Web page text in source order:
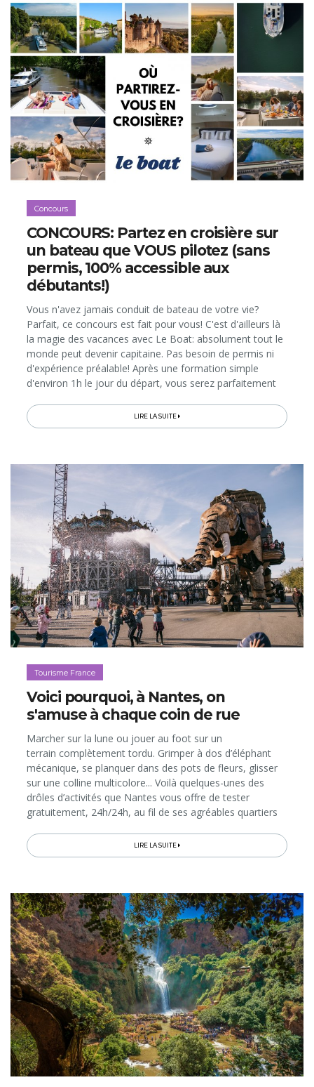
Concours
CONCOURS: Partez en croisière sur
un bateau que VOUS pilotez (sans
permis, 100% accessible aux
débutants!)
Vous n'avez jamais conduit de bateau de votre vie?
Parfait, ce concours est fait pour vous! C'est d'ailleurs là
la magie des vacances avec Le Boat: absolument tout le
monde peut devenir capitaine. Pas besoin de permis ni
d'expérience préalable! Après une formation simple
d'environ 1h le jour du départ, vous serez parfaitement
commandes...
LIRE LA SUITE
Tourisme France
Voici pourquoi, à Nantes, on
s'amuse à chaque coin de rue
Marcher sur la lune ou jouer au foot sur un
terrain complètement tordu. Grimper à dos d’éléphant
mécanique, se planquer dans des pots de fleurs, glisser
sur une colline multicolore... Voilà quelques-unes des
drôles d’activités que Nantes vous offre de tester
gratuitement, 24h/24h, au fil de ses agréables quartiers
pour avoir la chance...
LIRE LA SUITE